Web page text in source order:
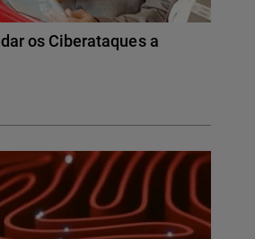
os Ciberataques a